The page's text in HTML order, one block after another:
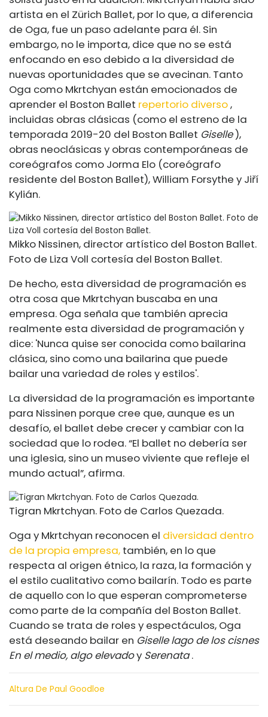
artista en el Zürich Ballet, por lo que, a diferencia
de Oga, fue un paso adelante para él. Sin
embargo, no le importa, dice que no se está
enfocando en eso debido a la diversidad de
nuevas oportunidades que se avecinan. Tanto
Oga como Mkrtchyan están emocionados de
aprender el Boston Ballet repertorio diverso,
incluidas obras clásicas (como el estreno de la
temporada 2019-20 del Boston Ballet Giselle),
obras neoclásicas y obras contemporáneas de
coreógrafos como Jorma Elo (coreógrafo
residente del Boston Ballet), William Forsythe y Jiří
Kylián.
Mikko Nissinen, director artístico del Boston Ballet.
Foto de Liza Voll cortesía del Boston Ballet.
De hecho, esta diversidad de programación es
otra cosa que Mkrtchyan buscaba en una
empresa. Oga señala que también aprecia
realmente esta diversidad de programación y
dice: 'Nunca quise ser conocida como bailarina
clásica, sino como una bailarina que puede
bailar una variedad de roles y estilos'.
La diversidad de la programación es importante
para Nissinen porque cree que, aunque es un
desafío, el ballet debe crecer y cambiar con la
sociedad que lo rodea. “El ballet no debería ser
una iglesia, sino un museo viviente que refleje el
mundo actual”, afirma.
Tigran Mkrtchyan. Foto de Carlos Quezada.
Oga y Mkrtchyan reconocen el diversidad dentro
de la propia empresa, también, en lo que
respecta al origen étnico, la raza, la formación y
el estilo cualitativo como bailarín. Todo es parte
de aquello con lo que esperan comprometerse
como parte de la compañía del Boston Ballet.
Cuando se trata de roles y espectáculos, Oga
está deseando bailar en Giselle lago de los cisnes
En el medio, algo elevadoy Serenata.
Altura De Paul Goodloe